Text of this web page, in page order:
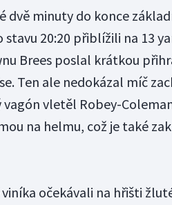
dvě minuty do konce
stavu 20:20 přiblížili na 13
Brees poslal krátkou
Ten ale nedokázal míč
vagón vletěl Robey-
na helmu, což je také
viníka očekávali na hřišti